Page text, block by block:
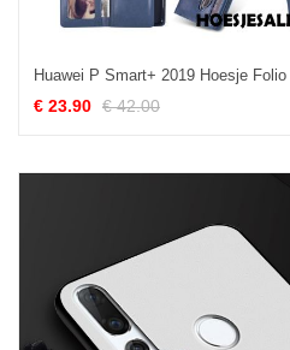
€ 23.90 € 42.00